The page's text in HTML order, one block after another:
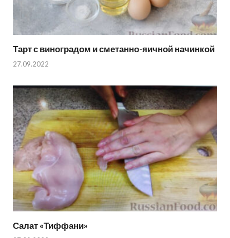
Тарт с виноградом и сметанно-яичной начинкой
27.09.2022
Салат «Тиффани»